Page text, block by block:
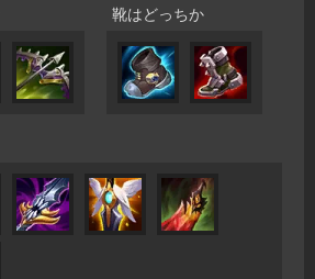
靴はどっちか